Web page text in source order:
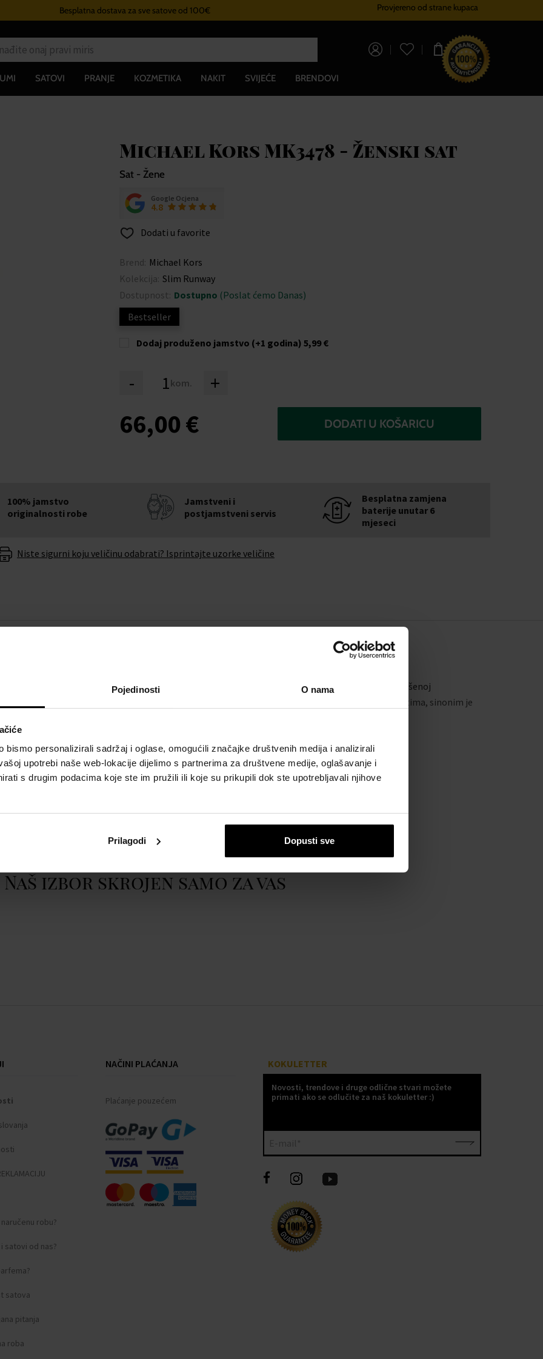
Pojedinosti O nama
bismo personalizirali sadržaj i oglase, omogućili značajke društvenih medija i analizirali
upotrebi naše web-lokacije dijelimo s partnerima za društvene medije, oglašavanje i
s drugim podacima koje ste im pružili ili koje su prikupili dok ste upotrebljavali njihove
Prilagodi Dopusti sve
Besplatna dostava za sve satove od 100€ Sustav vjernostiProvjereno od strane kupaca
0,00 €
SATOVI PRANJE KOZMETIKA NAKIT SVIJEĆE BRENDOVI
Michael Kors MK3478 - Ženski sat
Sat - Žene
Google Ocjena
4.8
Dodati u favorite
Brend: Michael Kors
Kolekcija: Slim Runway
Dostupnost: Dostupno (Poslat ćemo Danas)
Bestseller
Dodaj produženo jamstvo (+1 godina) 5,99 €
- kom. +
66,00 € DODATI U KOŠARICU
100% jamstvo
originalnosti robe
Jamstveni i
postjamstveni servis
Besplatna zamjena
baterije unutar 6
mjeseci
Niste sigurni koju veličinu odabrati? Isprintajte uzorke veličine
baterije u roku od 6
Michael Kors je američki brend, baziran na jednostavnosti naglašenoj
profinjenim detaljima te promišljenim i funkcionalnim elementima, sinonim je
Naš izbor skrojen samo za vas
robu?
satovi od nas?
satova
pitanja
roba
NAČINI PLAĆANJA
Plaćanje pouzećem
KOKULETTER
Novosti, trendove i druge odlične stvari možete
primati ako se odlučite za naš kokuletter :)